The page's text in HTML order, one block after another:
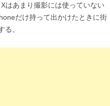
はあまり撮影には使っていない
だけ持って出かけたときに街
。